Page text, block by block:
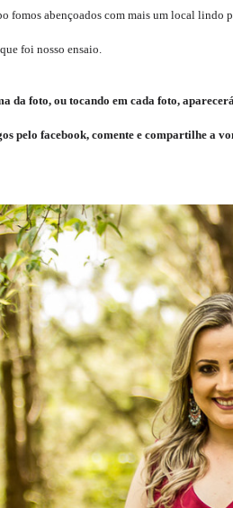
fomos abençoados com mais um local lindo
foi nosso ensaio.
da foto, ou tocando em cada foto,
pelo facebook, comente e compartilhe a